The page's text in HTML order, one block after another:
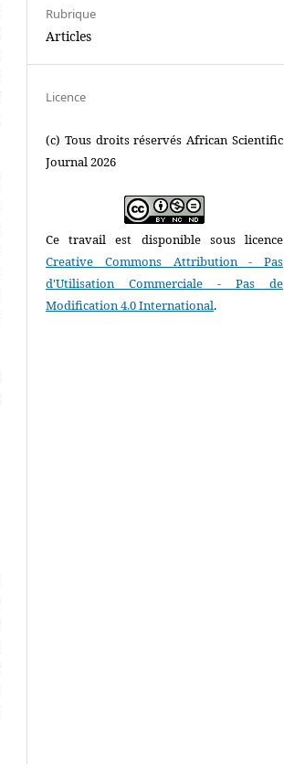
Rubrique
Articles
Licence
(c) Tous droits réservés African Scientific
Journal 2026
Ce travail est disponible sous licence
Creative Commons Attribution - Pas
d'Utilisation Commerciale - Pas de
Modification 4.0 International.